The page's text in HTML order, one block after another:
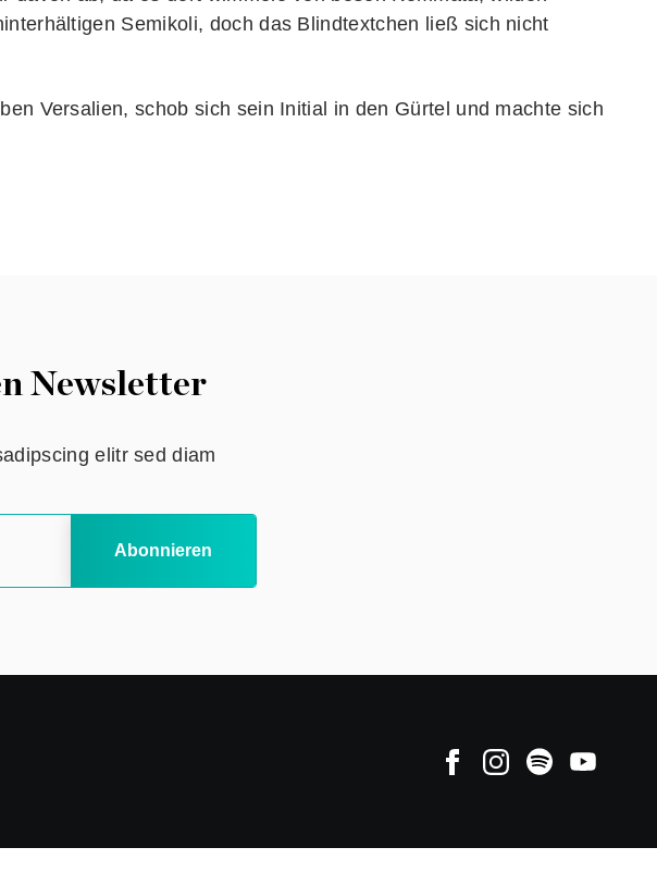
Semikoli, doch das Blindtextchen ließ sich nicht
Versalien, schob sich sein Initial in den Gürtel und machte sich
Newsletter
elitr sed diam
Abonnieren